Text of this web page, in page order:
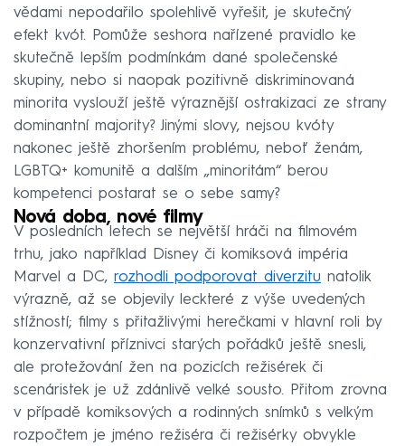
vědami nepodařilo spolehlivě vyřešit, je skutečný
efekt kvót. Pomůže seshora nařízené pravidlo ke
skutečně lepším podmínkám dané společenské
skupiny, nebo si naopak pozitivně diskriminovaná
minorita vyslouží ještě výraznější ostrakizaci ze strany
dominantní majority? Jinými slovy, nejsou kvóty
nakonec ještě zhoršením problému, neboť ženám,
LGBTQ+ komunitě a dalším „minoritám“ berou
kompetenci postarat se o sebe samy?
Nová doba, nové filmy
V posledních letech se největší hráči na filmovém
trhu, jako například Disney či komiksová impéria
Marvel a DC, rozhodli podporovat diverzitu natolik
výrazně, až se objevily leckteré z výše uvedených
stížností; filmy s přitažlivými herečkami v hlavní roli by
konzervativní příznivci starých pořádků ještě snesli,
ale protežování žen na pozicích režisérek či
scenáristek je už zdánlivě velké sousto. Přitom zrovna
v případě komiksových a rodinných snímků s velkým
rozpočtem je jméno režiséra či režisérky obvykle